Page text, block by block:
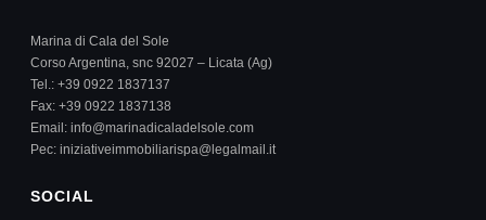
Marina di Cala del Sole
Corso Argentina, snc 92027 – Licata (Ag)
Tel.:+39 0922 1837137
Fax: +39 0922 1837138
Email:info@marinadicaladelsole.com
Pec:iniziativeimmobiliarispa@legalmail.it
SOCIAL